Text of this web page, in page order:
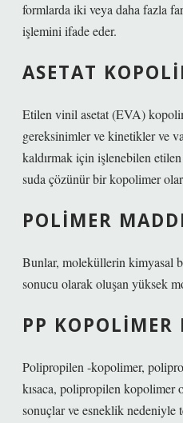
formlarda iki veya daha fazla
işlemini ifade eder.
ASETAT
Etilen vinil asetat (EVA)
gereksinimler ve kinetikler ve
kaldırmak için işlenebilen
suda çözünür bir kopolimer
POLIMER
Bunlar, moleküllerin kimyasal
sonucu olarak oluşan yüksek
PP KOPOLIMER
Polipropilen -kopolimer,
kısaca, polipropilen kopolimer
sonuçlar ve esneklik nedeniyle